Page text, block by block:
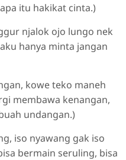
itu hakikat cinta.)
njalok ojo lungo nek
hanya minta jangan
kowe teko maneh
membawa kenangan,
undangan.)
iso nyawang gak iso
bermain seruling, bisa